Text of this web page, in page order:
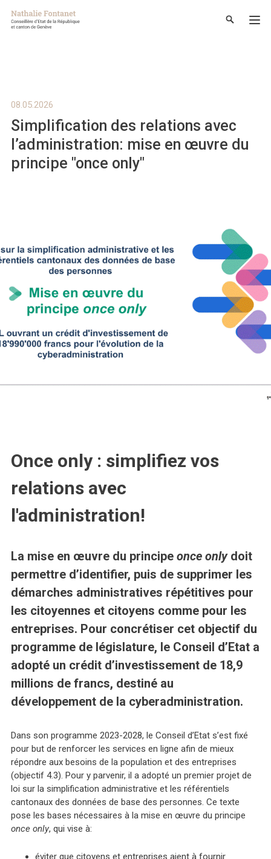
08.05.2026
Simplification des relations avec
l’administration: mise en œuvre du
principe "once only"
Once only : simplifiez vos
relations avec
l'administration!
La mise en œuvre du principe once onlydoit
permettre d’identifier, puis de supprimer les
démarches administratives répétitives pour
les citoyennes et citoyens comme pour les
entreprises. Pour concrétiser cet objectif du
programme de législature, le Conseil d’Etat a
adopté un crédit d’investissement de 18,9
millions de francs, destiné au
développement de la cyberadministration.
Dans son programme 2023-2028, le Conseil d’Etat s’est fixé
pour but de renforcer les services en ligne afin de mieux
répondre aux besoins de la population et des entreprises
(objectif 4.3). Pour y parvenir, il a adopté un premier projet de
loi sur la simplification administrative et les référentiels
cantonaux des données de base des personnes. Ce texte
pose les bases nécessaires à la mise en œuvre du principe
once only, qui vise à:
éviter que citoyens et entreprises aient à fournir